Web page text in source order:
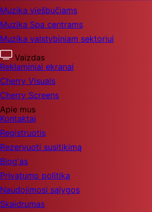
Muzika viešbučiams
Muzika Spa centrams
Muzika valstybiniam sektoriui
Vaizdas
Reklaminiai ekranai
Cherry Visuals
Cherry Screens
Apie mus
Kontaktai
Registruotis
Rezervuoti susitikimą
Blog'as
Privatumo politika
Naudojimosi sąlygos
Skaidrumas